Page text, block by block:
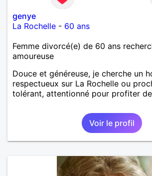
genye
La Rochelle - 60 ans
Femme divorcé(e) de 60 ans
amoureuse
Douce et généreuse, je cherche un
respectueux sur La Rochelle ou
tolérant, attentionné pour profiter
Voir le profil